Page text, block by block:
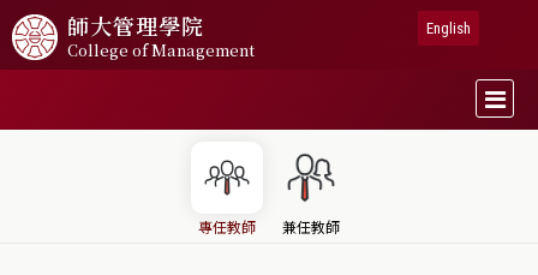
師大管理學院
College of Management
English
專任教師 兼任教師